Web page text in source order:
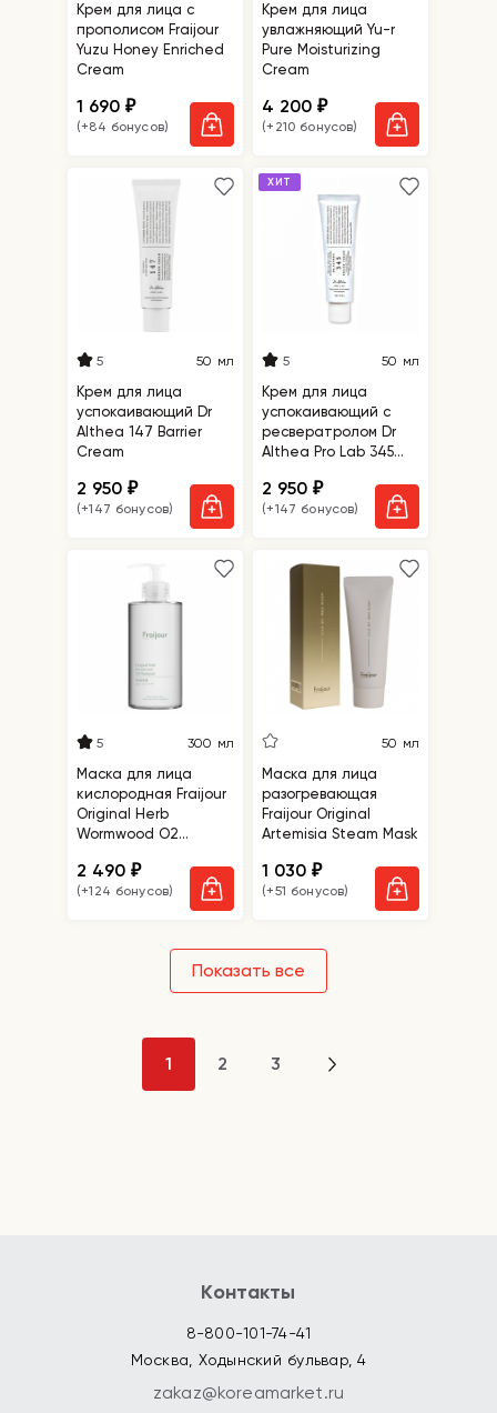
Крем для лица с
прополисом Fraijour
Yuzu Honey Enriched
Cream
1 690₽
(+84 бонусов)
Крем для лица
увлажняющий Yu-r
Pure Moisturizing
Cream
4 200₽
(+210 бонусов)
5 50 мл
Крем для лица
успокаивающий Dr
Althea 147 Barrier
Cream
2 950₽
(+147 бонусов)
ХИТ
5 50 мл
Крем для лица
успокаивающий с
ресвератролом Dr
Althea Pro Lab 345
2 950₽
(+147 бонусов)
5 300 мл
Маска для лица
кислородная Fraijour
Original Herb
Wormwood O2
2 490₽
(+124 бонусов)
50 мл
Маска для лица
разогревающая
Fraijour Original
Artemisia Steam Mask
1 030₽
(+51 бонусов)
Показать все
1 2 3
Контакты
8-800-101-74-41
Москва, Ходынский бульвар, 4
zakaz@koreamarket.ru